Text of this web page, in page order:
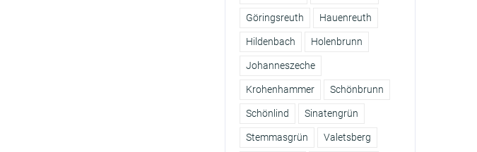
Göringsreuth Hauenreuth
Hildenbach Holenbrunn
Johanneszeche
Krohenhammer Schönbrunn
Schönlind Sinatengrün
Stemmasgrün Valetsberg